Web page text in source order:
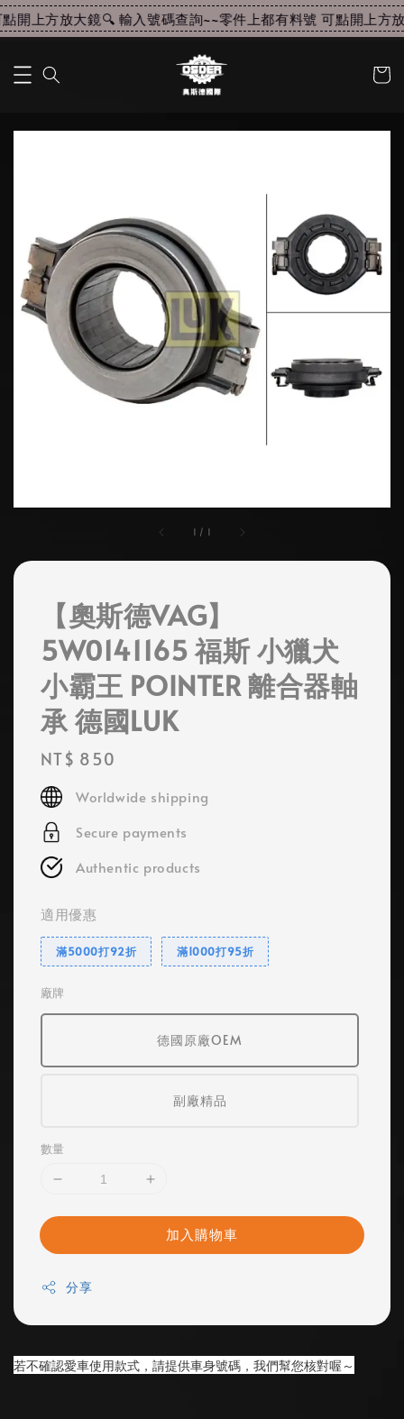
開上方放大鏡🔍 輸入號碼查詢~~零件上都有料號 可點開上方
1 / 1
【奧斯德VAG】
5W0141165 福斯 小獵犬
小霸王 POINTER 離合器軸
承 德國LUK
Regular
price
NT$ 850
Worldwide shipping
Secure payments
Authentic products
適用優惠
滿5000打92折 滿1000打95折
廠牌
德國原廠OEM
副廠精品
數量
加入購物車
分享
若不確認愛車使用款式，請提供車身號碼，我們幫您核對喔～